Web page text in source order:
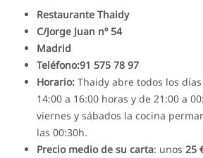
Restaurante Thaidy
C/Jorge Juan nº 54
Madrid
Teléfono:91 575 78 97
Horario: Thaidy abre todos los
14:00 a 16:00 horas y de 21:00 a
viernes y sábados la cocina
las 00:30h.
Precio medio de su carta: unos25